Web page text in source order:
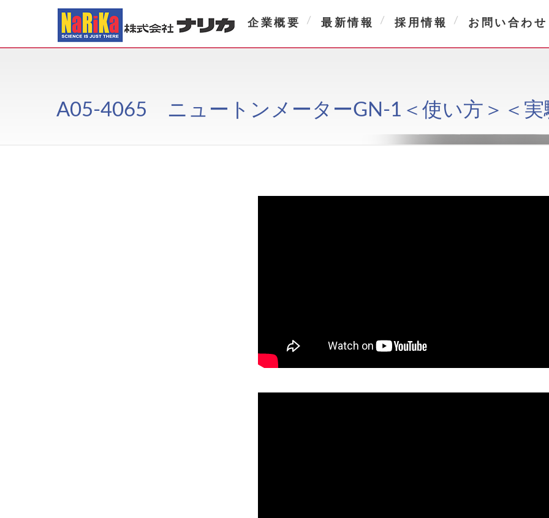
企業概要 最新情報 採用情報 お問い合わせ
A05-4065 ニュートンメーターGN-1＜使い方＞＜実